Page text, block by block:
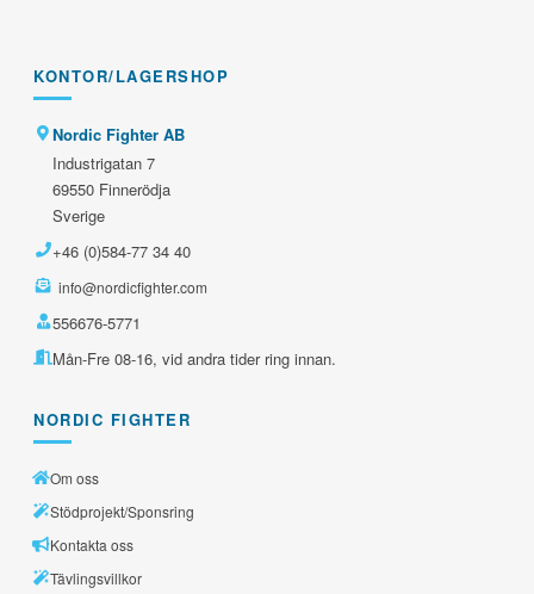
KONTOR/LAGERSHOP
Nordic Fighter AB
Industrigatan 7
69550 Finnerödja
Sverige
+46 (0)584-77 34 40
info@nordicfighter.com
556676-5771
Mån-Fre 08-16, vid andra tider ring innan.
NORDIC FIGHTER
Om oss
Stödprojekt/Sponsring
Kontakta oss
Tävlingsvillkor